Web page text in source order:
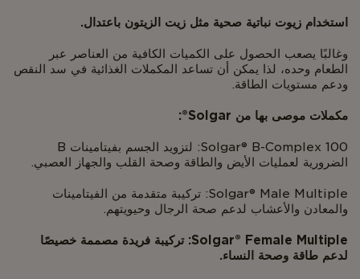
استخدام زيوت نباتية صحية مثل زيت الزيتون باعتدال.
وغالبًا يصعب الحصول على الكميات الكافية من العناصر عبر
الطعام وحده، لذا يمكن أن تساعد المكملات الغذائية في سد النقص
ودعم مستويات الطاقة.
مكملات موصى بها من Solgar®:
Solgar® B-Complex 100: لتزويد الجسم بفيتامينات B
الضرورية لعمليات الأيض والطاقة وصحة القلب والجهاز العصبي.
Solgar® Male Multiple: تركيبة متقدمة من الفيتامينات
والمعادن والأعشاب لدعم صحة الرجال وحيويتهم.
Solgar® Female Multiple: تركيبة فريدة مصممة خصيصًا
لدعم طاقة وصحة النساء.